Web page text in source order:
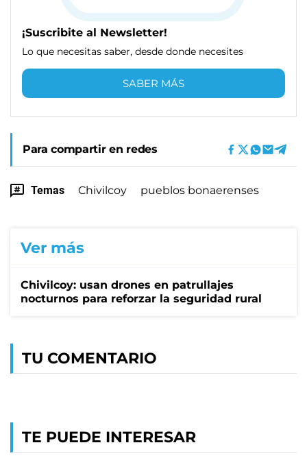
¡Suscribite al Newsletter!
Lo que necesitas saber, desde donde necesites
SABER MÁS
Para compartir en redes
Temas Chivilcoy pueblos bonaerenses
Ver más
Chivilcoy: usan drones en patrullajes
nocturnos para reforzar la seguridad rural
TU COMENTARIO
TE PUEDE INTERESAR